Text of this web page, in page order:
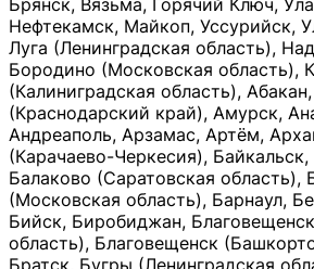
Брянск, Вязьма, Горячий Ключ,
Нефтекамск, Майкоп, Уссурийск,
Луга (Ленинградская область),
Бородино (Московская область),
(Калиниградская область),
(Краснодарский край), Амурск,
Андреаполь, Арзамас, Артём,
(Карачаево-Черкесия), Байкальск,
Балаково (Саратовская область),
(Московская область), Барнаул,
Бийск, Биробиджан,
область), Благовещенск
Братск, Бугры (Ленинградская